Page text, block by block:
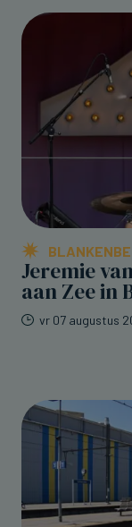
Jeremie
aan Zee in
vr 07 augustus